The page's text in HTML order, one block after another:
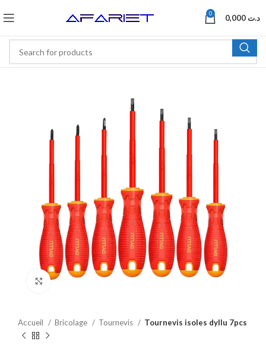
0 د.ت
Click to enlarge
Accueil Bricolage Tournevis Tournevis isoles dyllu 7pcs